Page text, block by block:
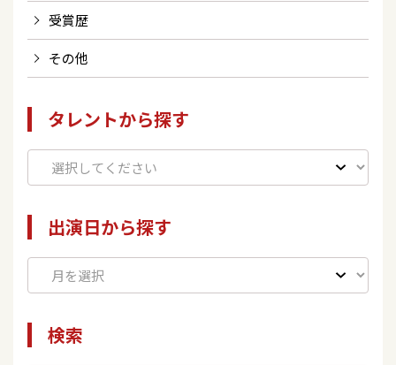
受賞歴
その他
タレントから探す
出演日から探す
検索